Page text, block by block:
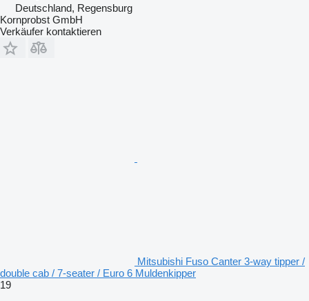
Deutschland, Regensburg
Kornprobst GmbH
Verkäufer kontaktieren
Mitsubishi Fuso Canter 3-way tipper /
double cab / 7-seater / Euro 6 Muldenkipper
19